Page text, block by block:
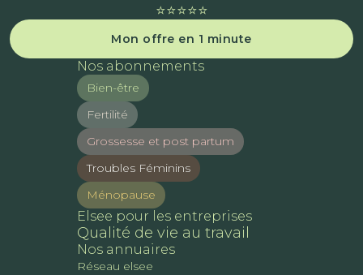
⭐️⭐️⭐️⭐️⭐️
Mon offre en 1 minute
Nos abonnements
Bien-être
Fertilité
Grossesse et post partum
Troubles Féminins
Ménopause
Elsee pour les entreprises
Qualité de vie au travail
Nos annuaires
Réseau elsee